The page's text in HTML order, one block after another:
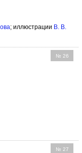
; иллюстрации В. В.
№ 26
№ 27